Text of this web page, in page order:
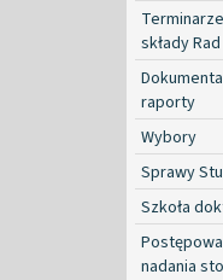
składy
raporty
Wybory
Sprawy
Szkoła
nadania